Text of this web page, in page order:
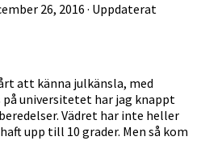
26, 2016 · Uppdaterat
att känna julkänsla, med
på universitetet har jag knappt
Vädret har inte heller
upp till 10 grader. Men så kom